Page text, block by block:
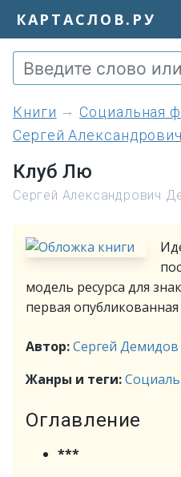
КАРТАСЛОВ.РУ
книги
Социальная
Сергей
Клуб Лю
Сергей Александрович
модель ресурса для
первая
Автор:Сергей Демидов
Жанры и теги:
Оглавление
***